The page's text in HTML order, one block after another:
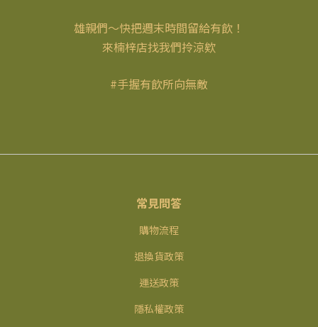
雄親們～快把週末時間留給有飲！
來楠梓店找我們拎涼欸
#手握有飲所向無敵
常見問答
購物流程
退換貨政策
運送政策
隱私權政策